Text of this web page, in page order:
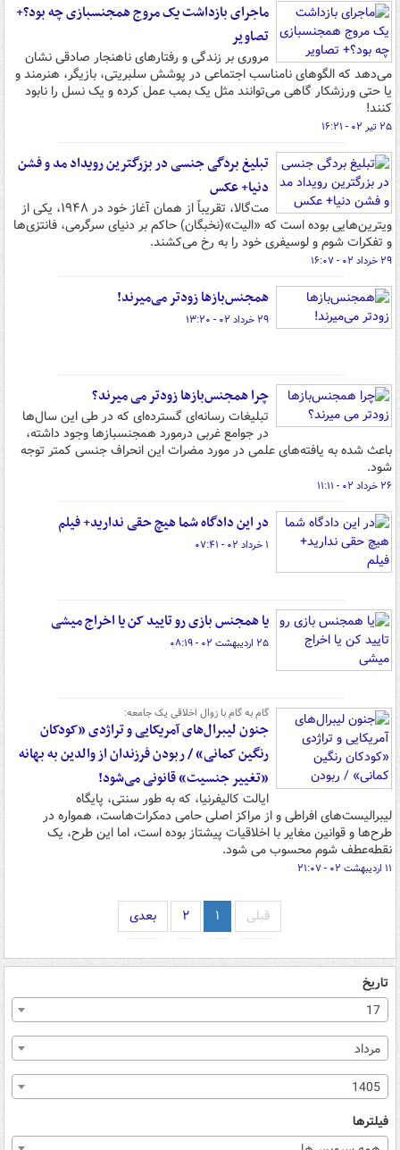
ماجرای بازداشت یک مروج همجنسبازی چه بود؟+
تصاویر
مروری بر زندگی و رفتارهای ناهنجار صادقی نشان
می‌دهد که الگوهای نامناسب اجتماعی در پوشش سلبریتی، بازیگر، هنرمند و
یا حتی ورزشکار گاهی می‌توانند مثل یک بمب عمل کرده و یک نسل را نابود
کنند!
۲۵ تیر ۰۲ - ۱۶:۲۱
تبلیغ بردگی جنسی در بزرگترین رویداد مد و فشن
دنیا+ عکس
مت‌گالا، تقریباً از همان آغاز خود در ۱۹۴۸، یکی از
ویترین‌هایی بوده است که «الیت»(نخبگان) حاکم بر دنیای سرگرمی، فانتزی‌ها
و تفکرات شوم و لوسیفری خود را به رخ می‌کشند.
۲۹ خرداد ۰۲ - ۱۶:۰۷
همجنس‌بازها زودتر می‌میرند!
۲۹ خرداد ۰۲ - ۱۳:۲۰
چرا همجنس‌بازها زودتر می میرند؟
تبلیغات رسانه‌ای گسترده‌ای که در طی این سال‌ها
در جوامع غربی درمورد همجنسبازها وجود داشته،
باعث شده به یافته‌های علمی در مورد مضرات این انحراف جنسی کمتر توجه
شود.
۲۶ خرداد ۰۲ - ۱۱:۱۱
در این دادگاه شما هیچ حقی ندارید+ فیلم
۱ خرداد ۰۲ - ۰۷:۴۱
یا همجنس بازی رو تایید کن یا اخراج میشی
۲۵ اردیبهشت ۰۲ - ۰۸:۱۹
گام به گام با زوال اخلاقی یک جامعه:
جنون لیبرال‌های آمریکایی و تراژدی «کودکان
رنگین‌ کمانی» / ربودن فرزندان از والدین به بهانه‌
«تغییر جنسیت» قانونی می‌شود!
ایالت کالیفرنیا، که به طور سنتی، پایگاه
لیبرالیست‌های افراطی و از مراکز اصلی حامی دمکرات‌هاست، همواره در
طرح‌ها و قوانین مغایر با اخلاقیات پیشتاز بوده است، اما این طرح، یک
نقطه‌عطف شوم محسوب می شود.
۱۱ اردیبهشت ۰۲ - ۲۱:۰۷
قبلی ۱ ۲ بعدی
تاریخ
17
مرداد
1405
فیلترها